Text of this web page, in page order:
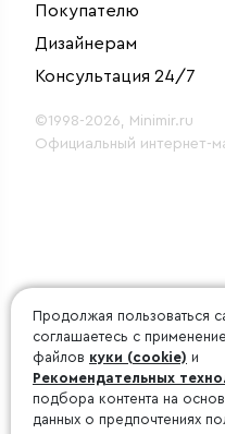
Покупателю
Дизайнерам
Консультация 24/7
©1998-2026, Minimir.ru
Официальный интернет-
Продолжая пользоваться
соглашаетесь с
файлов куки (cookie) и
Рекомендательных
подбора контента на
данных о предпочтениях